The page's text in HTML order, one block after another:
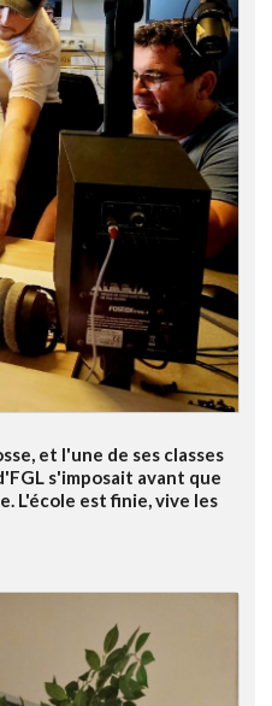
et l'une de ses classes
s'imposait avant que
L'école est finie, vive les